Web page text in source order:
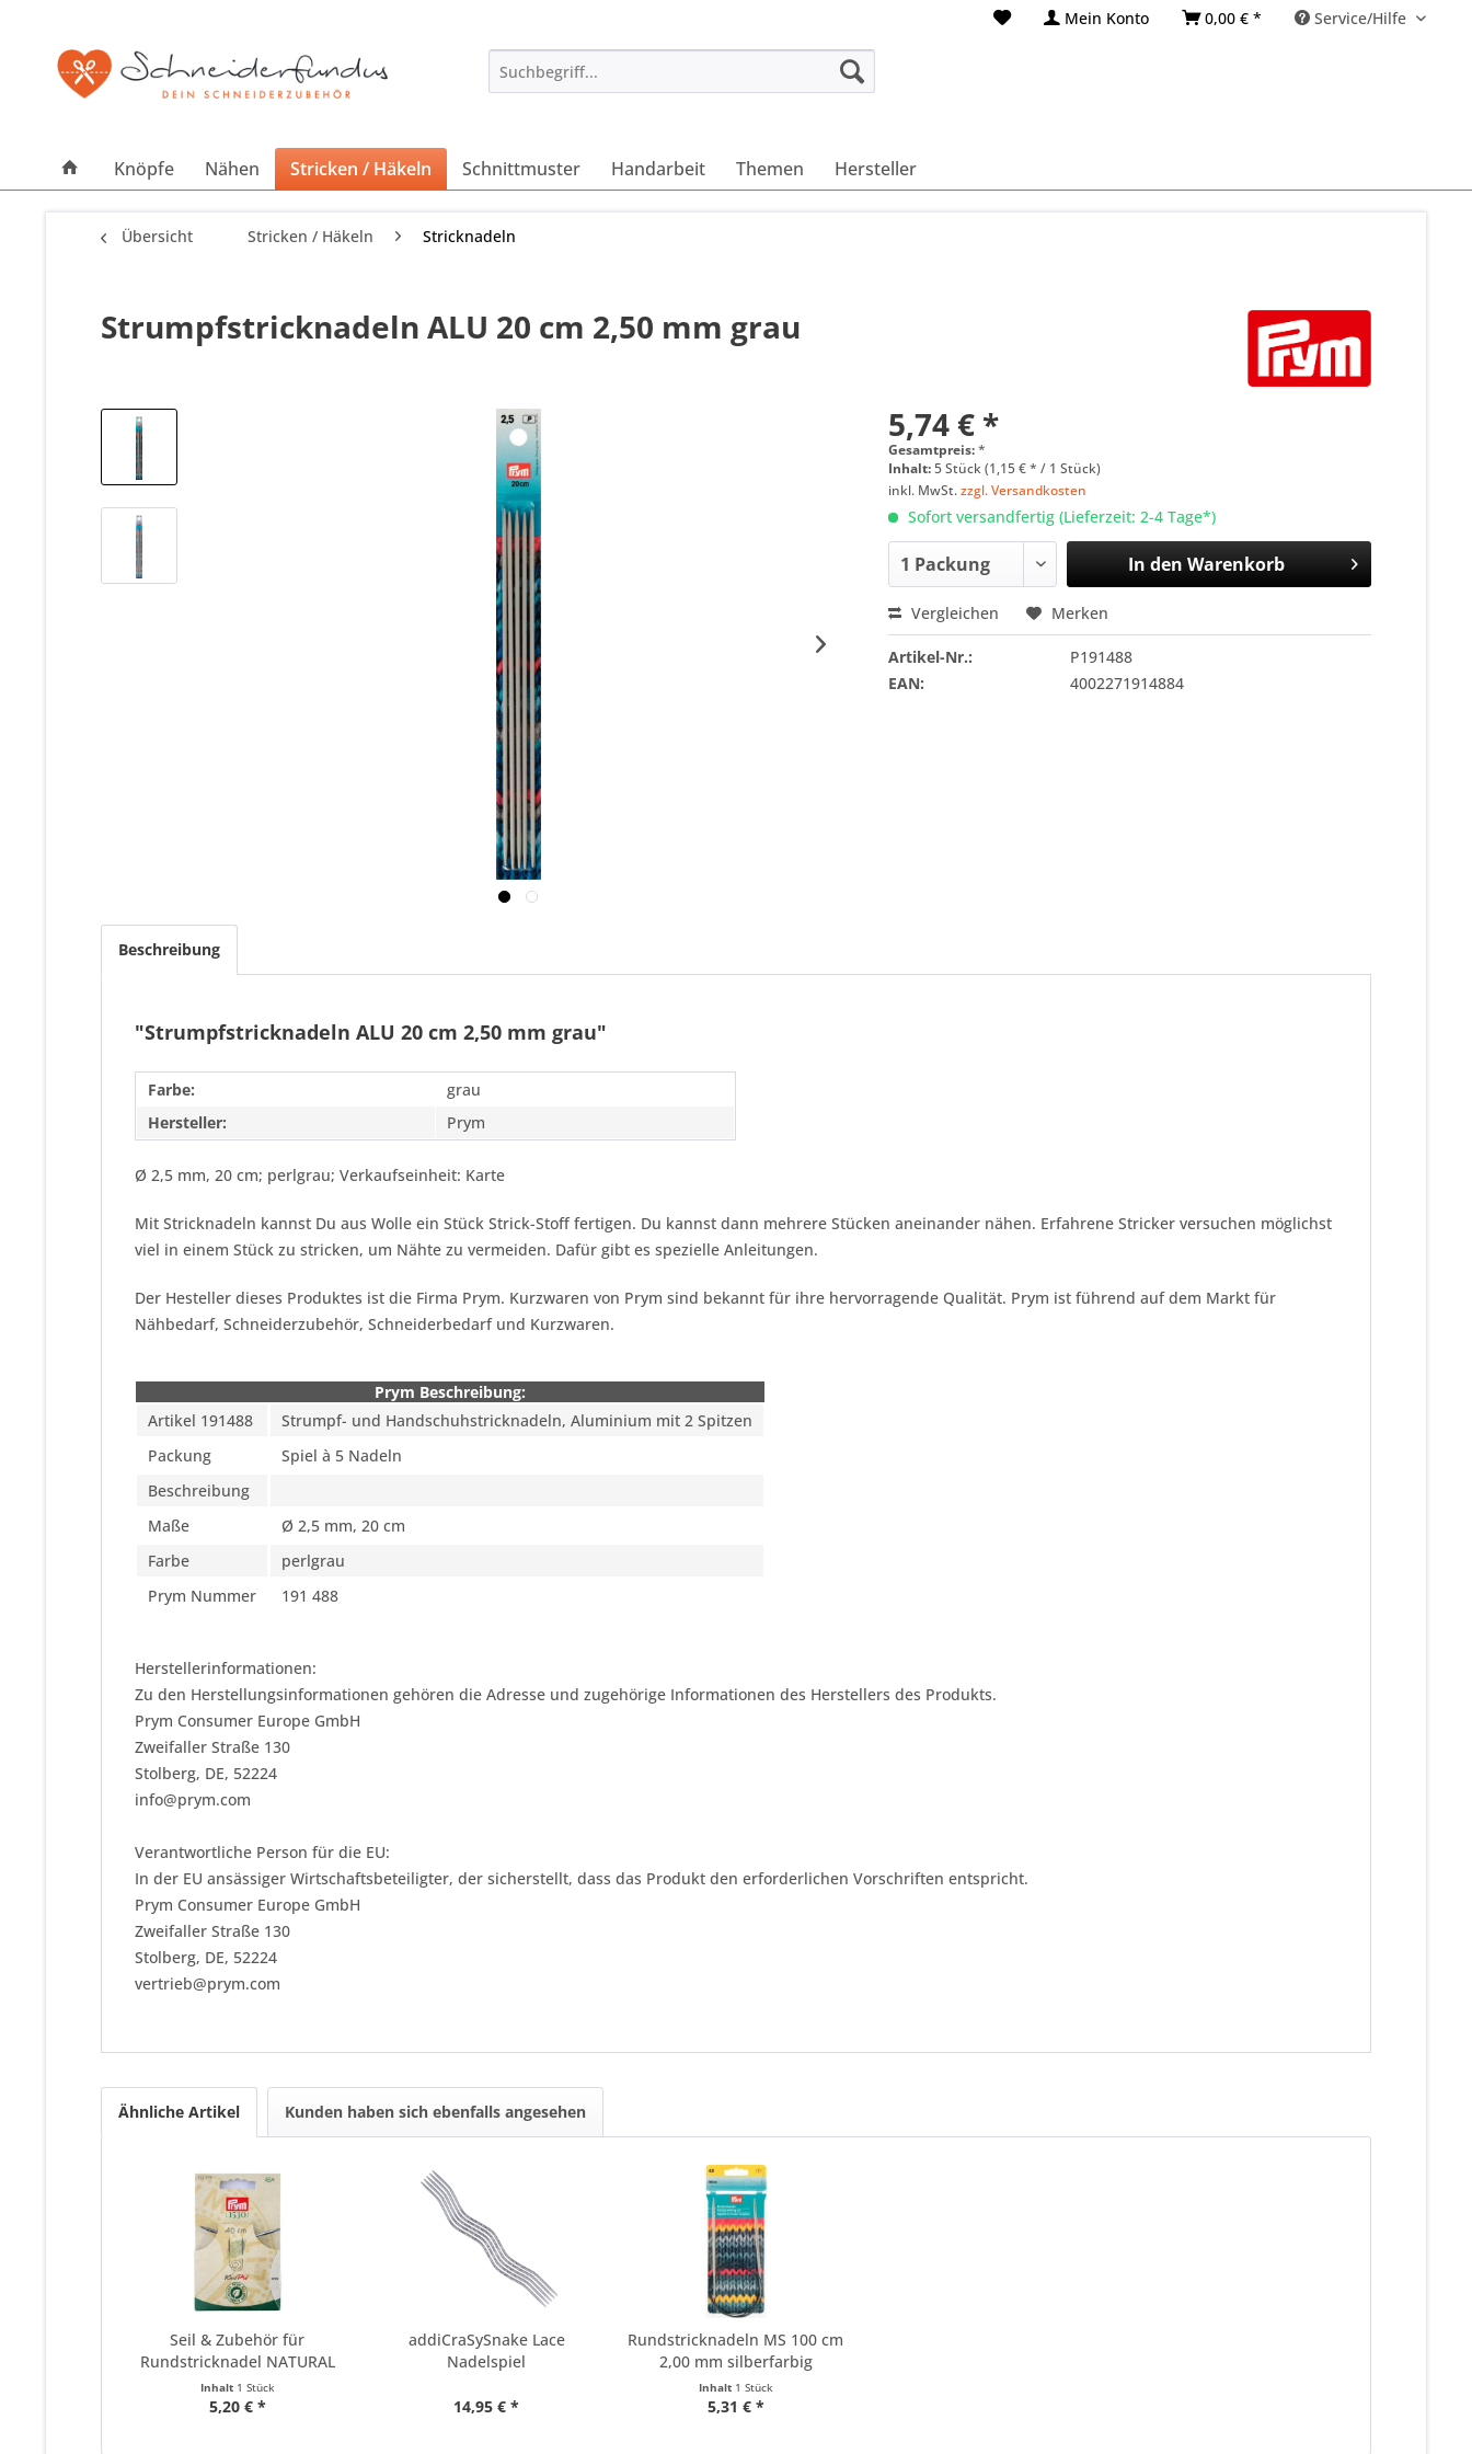
Mein Konto 0,00 € * Service/Hilfe
Knöpfe Nähen Stricken / Häkeln Schnittmuster Handarbeit Themen Hersteller
Übersicht Stricken / Häkeln Stricknadeln
Strumpfstricknadeln ALU 20 cm 2,50 mm grau
5,74 € *
Gesamtpreis:*
Inhalt:5 Stück (1,15 € * / 1 Stück)
inkl. MwSt.zzgl. Versandkosten
Sofort versandfertig (Lieferzeit: 2-4 Tage*)
In den Warenkorb
Vergleichen Merken
Artikel-Nr.:
P191488
EAN:
4002271914884
Beschreibung
"Strumpfstricknadeln ALU 20 cm 2,50 mm grau"
Farbe:
grau
Hersteller:
Prym
Ø 2,5 mm, 20 cm; perlgrau; Verkaufseinheit: Karte
Mit Stricknadeln kannst Du aus Wolle ein Stück Strick-Stoff fertigen. Du kannst dann mehrere Stücken aneinander nähen. Erfahrene Stricker versuchen möglichst
viel in einem Stück zu stricken, um Nähte zu vermeiden. Dafür gibt es spezielle Anleitungen.
Der Hesteller dieses Produktes ist die Firma Prym. Kurzwaren von Prym sind bekannt für ihre hervorragende Qualität. Prym ist führend auf dem Markt für
Nähbedarf, Schneiderzubehör, Schneiderbedarf und Kurzwaren.
Prym Beschreibung:
Artikel 191488
Strumpf- und Handschuhstricknadeln, Aluminium mit 2 Spitzen
Packung
Spiel à 5 Nadeln
Beschreibung
Maße
Ø 2,5 mm, 20 cm
Farbe
perlgrau
Prym Nummer
191 488
Herstellerinformationen:
Zu den Herstellungsinformationen gehören die Adresse und zugehörige Informationen des Herstellers des Produkts.
Prym Consumer Europe GmbH
Zweifaller Straße 130
Stolberg, DE, 52224
info@prym.com
Verantwortliche Person für die EU:
In der EU ansässiger Wirtschaftsbeteiligter, der sicherstellt, dass das Produkt den erforderlichen Vorschriften entspricht.
Prym Consumer Europe GmbH
Zweifaller Straße 130
Stolberg, DE, 52224
vertrieb@prym.com
Ähnliche Artikel Kunden haben sich ebenfalls angesehen
Seil & Zubehör für
Rundstricknadel NATURAL
40 cm
Inhalt 1 Stück
5,20 € *
addiCraSySnake Lace
Nadelspiel
14,95 € *
Rundstricknadeln MS 100 cm
2,00 mm silberfarbig
Inhalt 1 Stück
5,31 € *